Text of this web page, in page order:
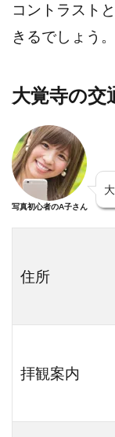
コントラスト
きるでしょう。
大覚寺の交
写真初心者のA子さん
住所
拝観案内